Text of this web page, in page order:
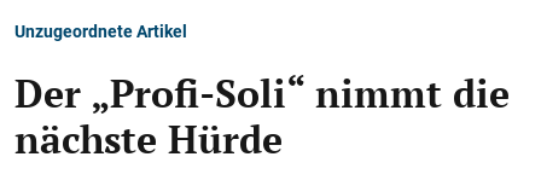
Unzugeordnete Artikel
Der „Profi-Soli“ nimmt die
nächste Hürde